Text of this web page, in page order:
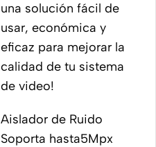
una solución fácil de
usar, económica y
eficaz para mejorar la
calidad de tu sistema
de video!
Aislador de Ruido
Soporta hasta5Mpx